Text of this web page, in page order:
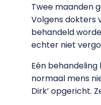
Twee maanden
Volgens dokters
behandeld
echter niet
Eén
normaal mens
Dirk’ opgericht.